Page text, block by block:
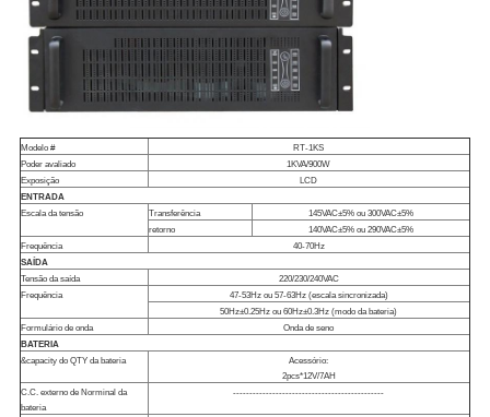
Modelo #
RT-1KS
Poder avaliado
1KVA/900W
Exposição
LCD
ENTRADA
Escala da tensão
Transferência
145VAC±5% ou 300VAC±5%
retorno
140VAC±5% ou 290VAC±5%
Frequência
40-70Hz
SAÍDA
Tensão da saída
220/230/240VAC
Frequência
47-53Hz ou 57-63Hz (escala sincronizada)
50Hz±0.25Hz ou 60Hz±0.3Hz (modo da bateria)
Formulário de onda
Onda de seno
BATERIA
&capacity do QTY da bateria
Acessório:
2pcs*12V/7AH
C.C. externo de Norminal da
bateria
----------------------------------------------